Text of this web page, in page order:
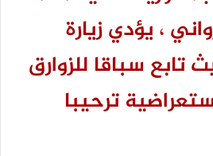
، يؤدي زيارة
تابع سباقا للزوارق
ترحيبا